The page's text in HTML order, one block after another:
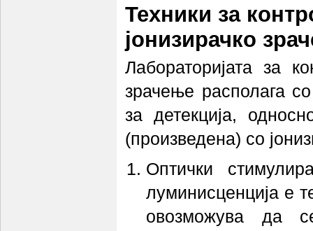
Техники за
јонизирачко
Лабораторијата за
зрачење располага
за детекција,
(произведена) со
Оптички
луминисценција е
овозможува да